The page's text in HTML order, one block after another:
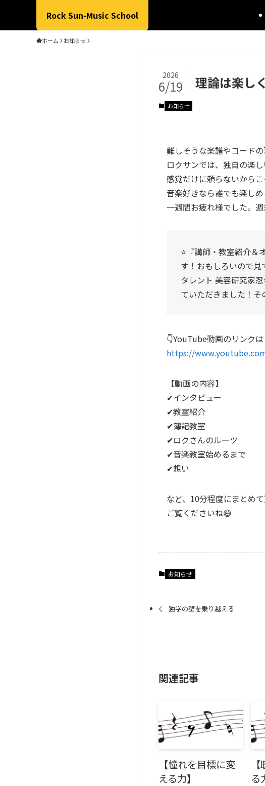
Rock Sun-Music School
ホーム お知らせ
理論は楽し
2026
6/19
お知らせ
難しそうな楽譜やコード
ロクサンでは、独自の楽
感覚だけに頼らないから
音楽好きなら誰でも楽し
一週間お疲れ様でした。
⭐️『講師・教室紹介＆
す！おもしろいので
タレント 美容研究家
ていただきました！そ
👇️YouTube動画のリンクは
https://
【動画の内容】
✔インタビュー
✔教室紹介
✔簿記教室
✔ロクさんのルーツ
✔音楽教室始めるまで
✔想い
など、10分程度にまとめ
ご覧くださいね😄
お知らせ
独学の壁を乗り越える
関連記事
【憧れを目標に変
える力】
る